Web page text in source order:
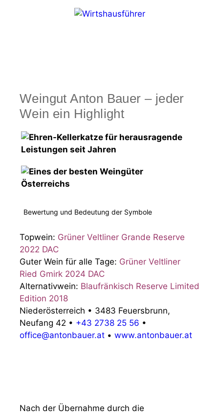
Weingut Anton Bauer – jeder
Wein ein Highlight
Bewertung und Bedeutung der Symbole
Topwein: Grüner Veltliner Grande Reserve
2022 DAC
Guter Wein für alle Tage: Grüner Veltliner
Ried Gmirk 2024 DAC
Alternativwein: Blaufränkisch Reserve Limited
Edition 2018
Niederösterreich • 3483 Feuersbrunn,
Neufang 42 • +43 2738 25 56 •
office@antonbauer.at • www.antonbauer.at
Nach der Übernahme durch die